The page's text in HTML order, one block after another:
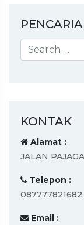
KONTAK
Alamat :
JALAN
Telepon :
087777821682
Email :